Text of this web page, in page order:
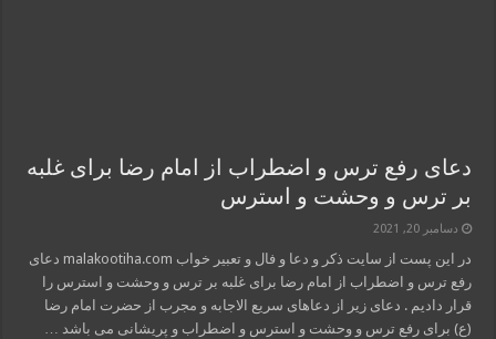
دعای رفع ترس و اضطراب از امام رضا برای غلبه
بر ترس و وحشت و استرس
دسامبر 20, 2021
در این پست از سایت ذکر و دعا و فال و تعبیر خواب malakootiha.com دعای
رفع ترس و اضطراب از امام رضا برای غلبه بر ترس و وحشت و استرس را
قرار دادیم . دعای زیر از دعاهای سریع الاجابه و مجرب از حضرت امام رضا
(ع) برای رفع ترس و وحشت و استرس و اضطراب و پریشانی می باشد …